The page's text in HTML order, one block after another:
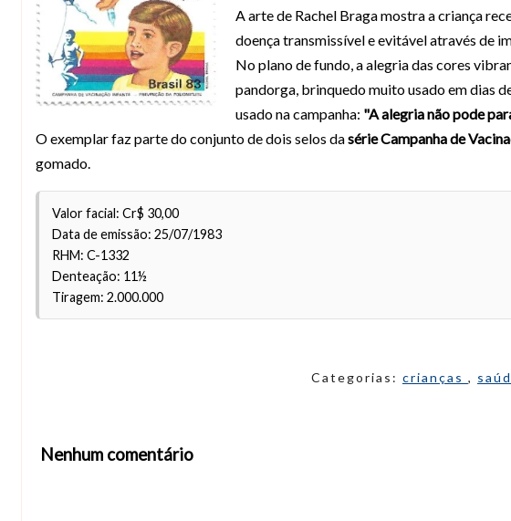
A arte de Rachel Braga mostra a criança
doença transmissível e evitável através de
No plano de fundo, a alegria das cores
pandorga, brinquedo muito usado em dias
usado na campanha: "A alegria não pode
O exemplar faz parte do conjunto de dois selos dasérie Campanha de
gomado.
Valor facial: Cr$ 30,00
Data de emissão: 25/07/1983
RHM: C-1332
Denteação: 11½
Tiragem: 2.000.000
Categorias: crianças ,
Nenhum comentário